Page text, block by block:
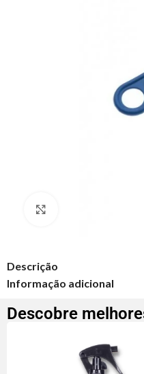
Descrição
Informação adicional
Descobre